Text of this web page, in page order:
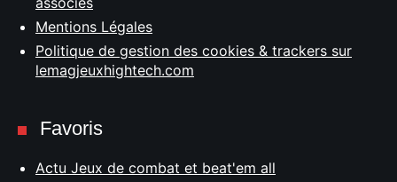
Mentions Légales
Politique de gestion des cookies & trackers sur
lemagjeuxhightech.com
Favoris
Actu Jeux de combat et beat'em all